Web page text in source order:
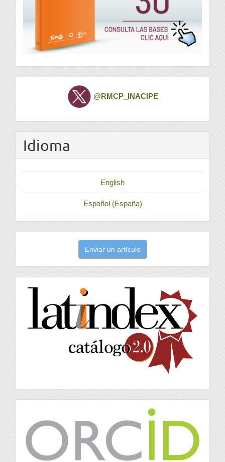
Twitter @RMCP_INACIPE
Idioma
English
Español (España)
artículo
Enviar un artículo
latindex